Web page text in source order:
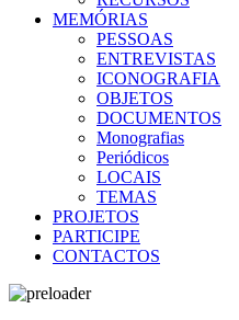
MEMÓRIAS
PESSOAS
ENTREVISTAS
ICONOGRAFIA
OBJETOS
DOCUMENTOS
Monografias
Periódicos
LOCAIS
TEMAS
PROJETOS
PARTICIPE
CONTACTOS